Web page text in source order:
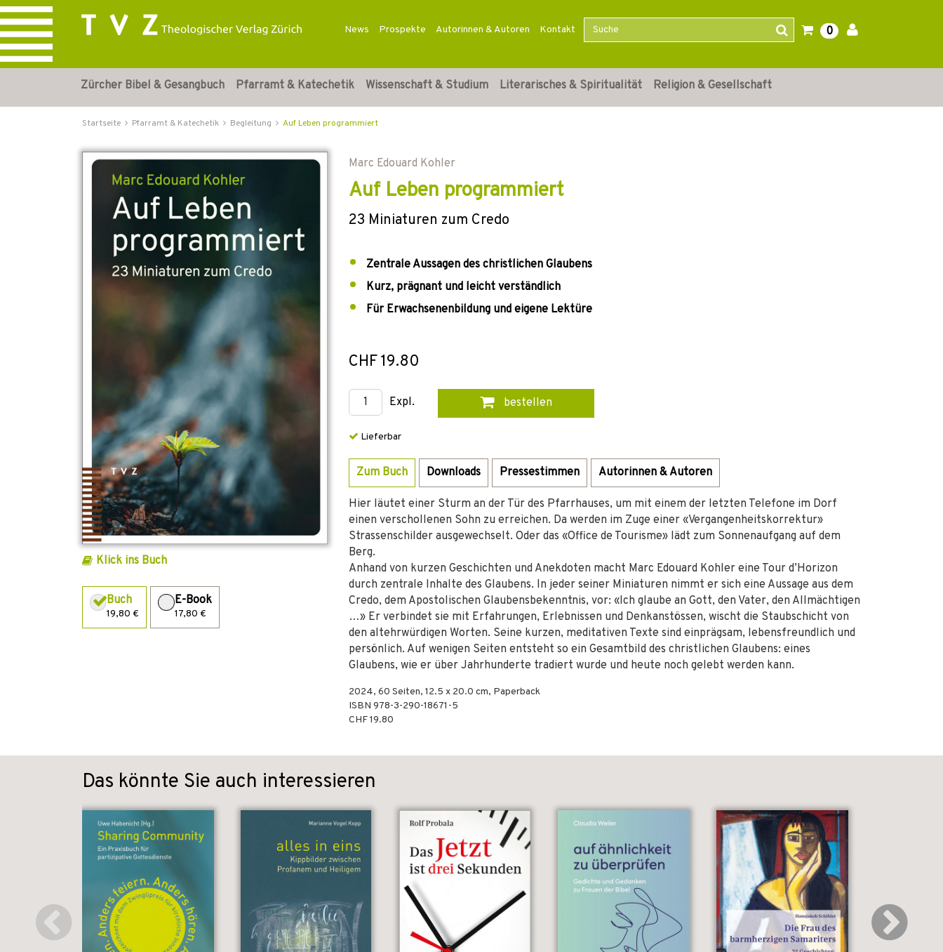
News Prospekte Autorinnen & Autoren Kontakt 0
Zürcher Bibel & Gesangbuch Pfarramt & Katechetik Wissenschaft & Studium Literarisches & Spiritualität Religion & Gesellschaft
Startseite Pfarramt & Katechetik Begleitung Auf Leben programmiert
Klick ins Buch
Buch
19,80 €
E-Book
17,80 €
Marc Edouard Kohler
Auf Leben programmiert
23 Miniaturen zum Credo
Zentrale Aussagen des christlichen Glaubens
Kurz, prägnant und leicht verständlich
Für Erwachsenenbildung und eigene Lektüre
CHF 19.80
Expl. bestellen
Lieferbar
Zum Buch Downloads Pressestimmen Autorinnen & Autoren
Hier läutet einer Sturm an der Tür des Pfarrhauses, um mit einem der letzten Telefone im Dorf
einen verschollenen Sohn zu erreichen. Da werden im Zuge einer «Vergangenheitskorrektur»
Strassenschilder ausgewechselt. Oder das «Office de Tourisme» lädt zum Sonnenaufgang auf dem
Berg.
Anhand von kurzen Geschichten und Anekdoten macht Marc Edouard Kohler eine Tour d’Horizon
durch zentrale Inhalte des Glaubens. In jeder seiner Miniaturen nimmt er sich eine Aussage aus dem
Credo, dem Apostolischen Glaubensbekenntnis, vor: «Ich glaube an Gott, den Vater, den Allmächtigen
…» Er verbindet sie mit Erfahrungen, Erlebnissen und Denkanstössen, wischt die Staubschicht von
den altehrwürdigen Worten. Seine kurzen, meditativen Texte sind einprägsam, lebensfreundlich und
persönlich. Auf wenigen Seiten entsteht so ein Gesamtbild des christlichen Glaubens: eines
Glaubens, wie er über Jahrhunderte tradiert wurde und heute noch gelebt werden kann.
2024, 60 Seiten, 12.5 x 20.0 cm, Paperback
ISBN 978-3-290-18671-5
CHF 19.80
Das könnte Sie auch interessieren